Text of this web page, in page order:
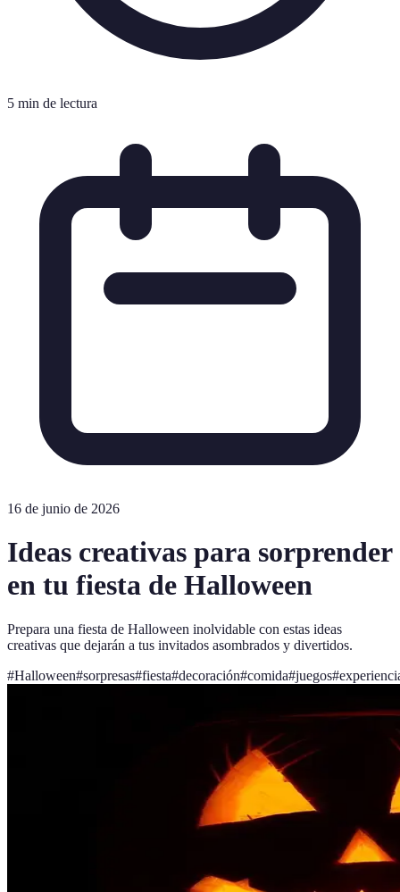
5 min de lectura
16 de junio de 2026
Ideas creativas para sorprender
en tu fiesta de Halloween
Prepara una fiesta de Halloween inolvidable con estas ideas
creativas que dejarán a tus invitados asombrados y divertidos.
#Halloween#sorpresas#fiesta#decoración#comida#juegos#